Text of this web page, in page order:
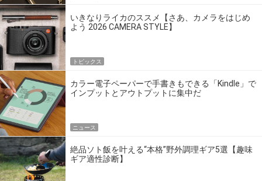
いきなりライカのススメ【さあ、カメラをはじめ
よう 2026 CAMERA STYLE】
トピックス
カラー電子ペーパーで手書きもできる「Kindle」で
インプットとアウトプットに集中だ
ニュース
絶品ソト飯を叶える“本格”野外調理ギア5選【趣味
ギア適性診断】